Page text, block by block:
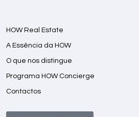
HOW Real Estate
A Essência da HOW
O que nos distingue
Programa HOW Concierge
Contactos